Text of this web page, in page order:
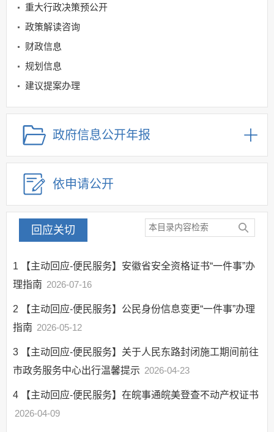
重大行政决策预公开
政策解读咨询
财政信息
规划信息
建议提案办理
公务员及事业单位招录
应急管理
回应关切
监督保障
其他法定信息
政府信息公开年报
依申请公开
回应关切
1
【主动回应-便民服务】安徽省安全资格证书“一件事”办
理指南 2026-07-16
2
【主动回应-便民服务】公民身份信息变更“一件事”办理
指南 2026-05-12
3
【主动回应-便民服务】关于人民东路封闭施工期间前往
市政务服务中心出行温馨提示 2026-04-23
4
【主动回应-便民服务】在皖事通皖美登查不动产权证书
2026-04-09